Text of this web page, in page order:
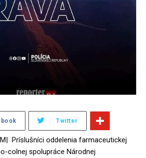
Twitter
Príslušníci oddelenia farmaceutickej
colnej spolupráce Národnej